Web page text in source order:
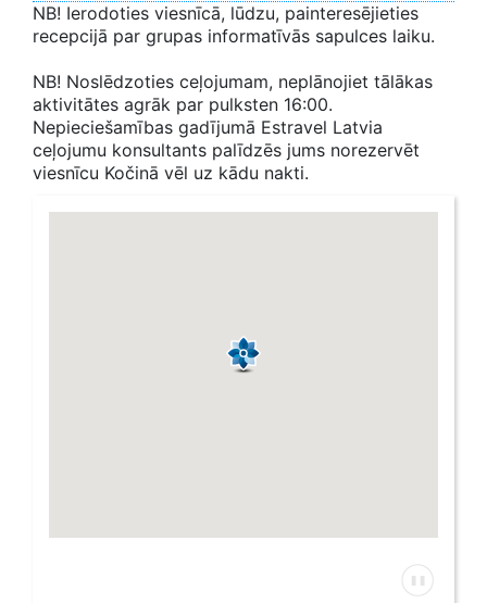
NB! Ierodoties viesnīcā, lūdzu, painteresējieties
recepcijā par grupas informatīvās sapulces laiku.
NB! Noslēdzoties ceļojumam, neplānojiet tālākas
aktivitātes agrāk par pulksten 16:00.
Nepieciešamības gadījumā Estravel Latvia
ceļojumu konsultants palīdzēs jums norezervēt
viesnīcu Kočinā vēl uz kādu nakti.